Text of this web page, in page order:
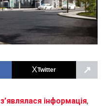
Twitter ↗
з’являлася інформація,